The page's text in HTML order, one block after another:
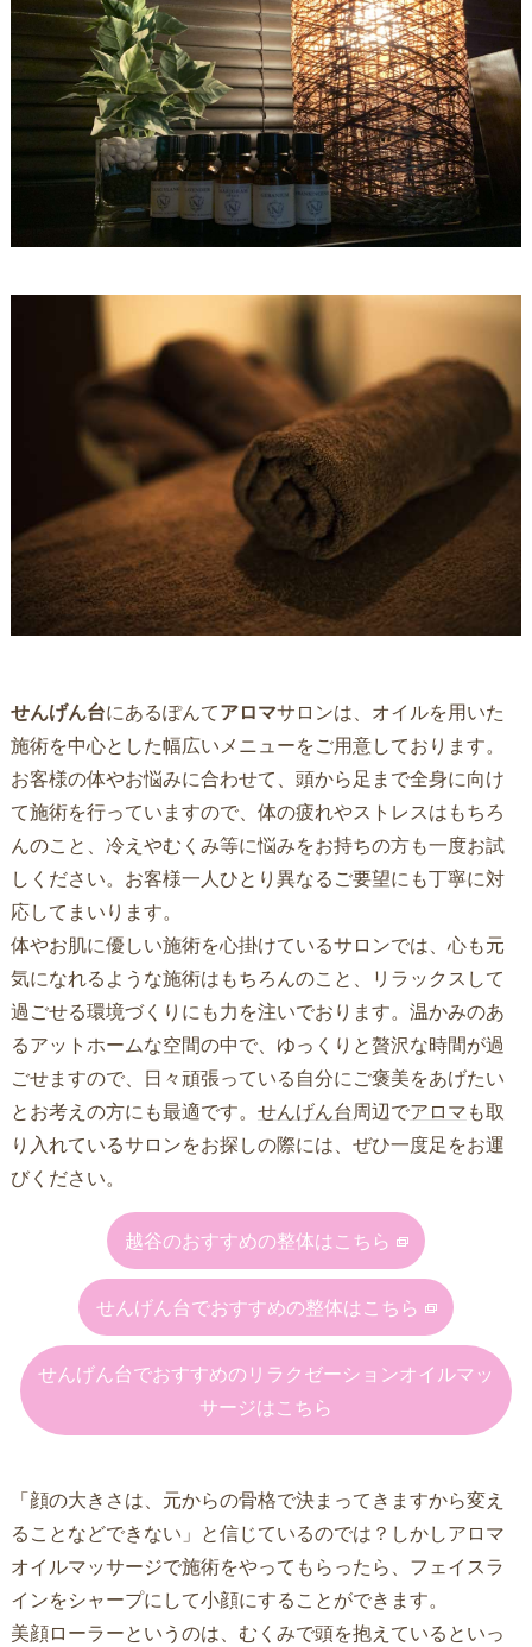
せんげん台にあるぽんてアロマサロンは、オイルを用いた
施術を中心とした幅広いメニューをご用意しております。
お客様の体やお悩みに合わせて、頭から足まで全身に向け
て施術を行っていますので、体の疲れやストレスはもちろ
んのこと、冷えやむくみ等に悩みをお持ちの方も一度お試
しください。お客様一人ひとり異なるご要望にも丁寧に対
応してまいります。
体やお肌に優しい施術を心掛けているサロンでは、心も元
気になれるような施術はもちろんのこと、リラックスして
過ごせる環境づくりにも力を注いでおります。温かみのあ
るアットホームな空間の中で、ゆっくりと贅沢な時間が過
ごせますので、日々頑張っている自分にご褒美をあげたい
とお考えの方にも最適です。 せんげん台周辺でアロマも取
り入れているサロンをお探しの際には、ぜひ一度足をお運
びください。
越谷のおすすめの整体はこちら
せんげん台でおすすめの整体はこちら
せんげん台でおすすめのリラクゼーションオイルマッ
サージはこちら
「顔の大きさは、元からの骨格で決まってきますから変え
ることなどできない」と信じているのでは？しかしアロマ
オイルマッサージで施術をやってもらったら、フェイスラ
インをシャープにして小顔にすることができます。
美顔ローラーというのは、むくみで頭を抱えているといっ